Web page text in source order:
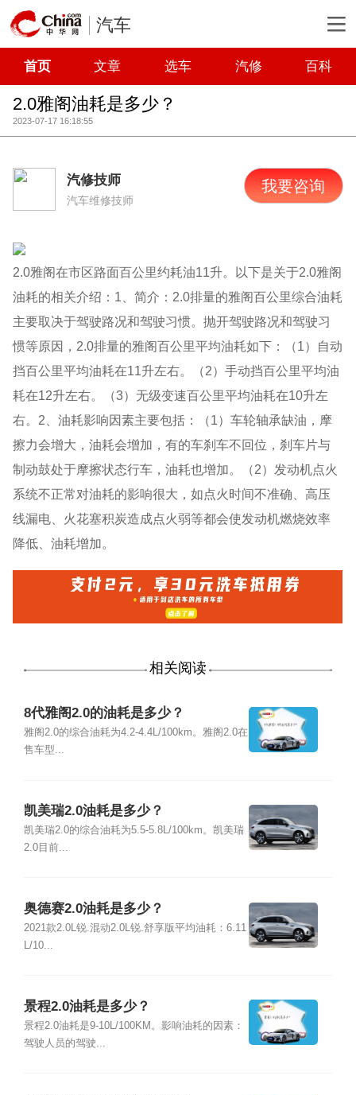
汽车
首页 文章 选车 汽修 百科
2.0雅阁油耗是多少？
2023-07-17 16:18:55
汽修技师
汽车维修技师
我要咨询
2.0雅阁在市区路面百公里约耗油11升。以下是关于2.0雅阁
油耗的相关介绍：1、简介：2.0排量的雅阁百公里综合油耗
主要取决于驾驶路况和驾驶习惯。抛开驾驶路况和驾驶习
惯等原因，2.0排量的雅阁百公里平均油耗如下：（1）自动
挡百公里平均油耗在11升左右。（2）手动挡百公里平均油
耗在12升左右。（3）无级变速百公里平均油耗在10升左
右。2、油耗影响因素主要包括：（1）车轮轴承缺油，摩
擦力会增大，油耗会增加，有的车刹车不回位，刹车片与
制动鼓处于摩擦状态行车，油耗也增加。（2）发动机点火
系统不正常对油耗的影响很大，如点火时间不准确、高压
线漏电、火花塞积炭造成点火弱等都会使发动机燃烧效率
降低、油耗增加。
相关阅读
8代雅阁2.0的油耗是多少？
雅阁2.0的综合油耗为4.2-4.4L/100km。雅阁2.0在
售车型...
凯美瑞2.0油耗是多少？
凯美瑞2.0的综合油耗为5.5-5.8L/100km。凯美瑞
2.0目前...
奥德赛2.0油耗是多少？
2021款2.0L锐.混动2.0L锐.舒享版平均油耗：6.11
L/10...
景程2.0油耗是多少？
景程2.0油耗是9-10L/100KM。影响油耗的因素：
驾驶人员的驾驶...